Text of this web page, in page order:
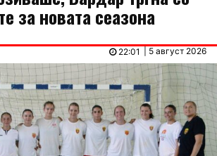
за новата сеазона
| 5 август 2026
22:01